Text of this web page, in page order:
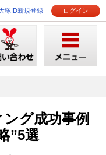
塚ID新規登録 ログイン
グ成功事例
”5選